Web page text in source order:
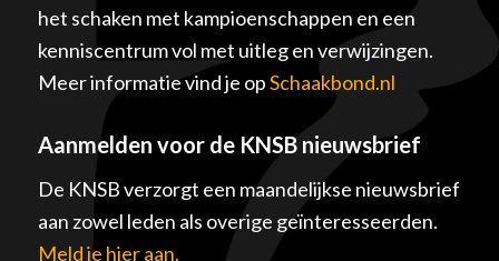
het schaken met kampioenschappen en een
kenniscentrum vol met uitleg en verwijzingen.
Meer informatie vind je opSchaakbond.nl
Aanmelden voor de KNSB nieuwsbrief
De KNSB verzorgt een maandelijkse nieuwsbrief
aan zowel leden als overige geïnteresseerden.
Meld je hier aan.